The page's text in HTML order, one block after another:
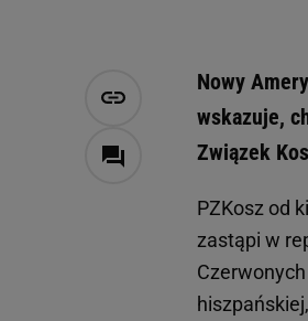
Nowy
wskazuje,
Związek
PZKosz od
zastąpi w